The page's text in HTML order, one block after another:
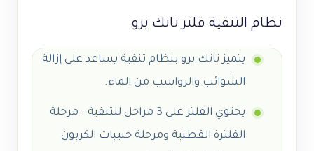
نظام التنقية فلتر تانك برو
يتميز تانك برو بنظام تنقية يساعد على إزالة
الشوائب والرواسب من الماء.
يحتوي الفلتر على 3 مراحل للتنقية . مرحلة
الفلترة القطنية ومرحلة حبيبات الكربون